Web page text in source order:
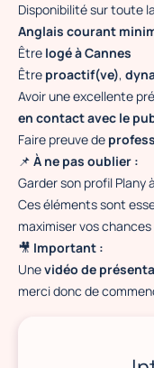
Disponibilité sur toute
Anglais courant
Être logé à Cannes
Être proactif(ve),
Avoir une excellente
en contact avec le
Faire preuve de
📌 À ne pas oublier :
Garder son profil
Ces éléments sont
maximiser vos
🎥 Important :
Unevidéo de
merci donc de